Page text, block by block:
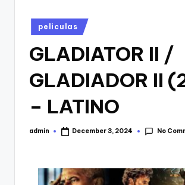
Posted
in
peliculas
GLADIATOR II /
GLADIADOR II
– LATINO
Posted
admin December 3, 2024 No